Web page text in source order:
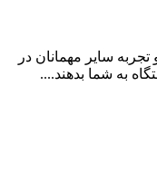
سایر مهمانان در
به شما بدهند....